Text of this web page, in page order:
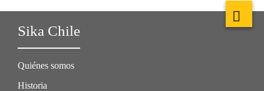
Sika Chile
Quiénes somos
Historia